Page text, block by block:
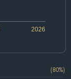
2026
(80%)